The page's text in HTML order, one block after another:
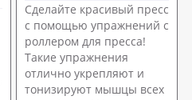
Сделайте красивый пресс
с помощью упражнений с
роллером для пресса!
Такие упражнения
отлично укрепляют и
тонизируют мышцы всех